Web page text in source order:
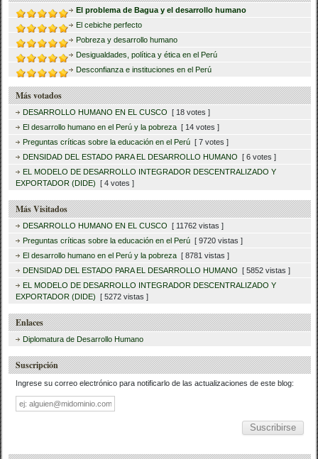
El problema de Bagua y el desarrollo humano
El cebiche perfecto
Pobreza y desarrollo humano
Desigualdades, política y ética en el Perú
Desconfianza e instituciones en el Perú
Más votados
DESARROLLO HUMANO EN EL CUSCO [ 18 votes ]
El desarrollo humano en el Perú y la pobreza [ 14 votes ]
Preguntas críticas sobre la educación en el Perú [ 7 votes ]
DENSIDAD DEL ESTADO PARA EL DESARROLLO HUMANO [ 6 votes ]
EL MODELO DE DESARROLLO INTEGRADOR DESCENTRALIZADO Y
EXPORTADOR (DIDE) [ 4 votes ]
Más Visitados
DESARROLLO HUMANO EN EL CUSCO [ 11762 vistas ]
Preguntas críticas sobre la educación en el Perú [ 9720 vistas ]
El desarrollo humano en el Perú y la pobreza [ 8781 vistas ]
DENSIDAD DEL ESTADO PARA EL DESARROLLO HUMANO [ 5852 vistas ]
EL MODELO DE DESARROLLO INTEGRADOR DESCENTRALIZADO Y
EXPORTADOR (DIDE) [ 5272 vistas ]
Enlaces
Diplomatura de Desarrollo Humano
Suscripción
Ingrese su correo electrónico para notificarlo de las actualizaciones de este blog:
Dirección
de
correo